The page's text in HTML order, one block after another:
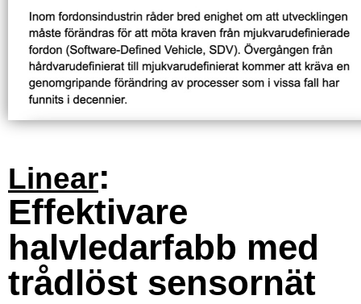
Linear:
Effektivare
halvledarfabb med
trådlöst sensornät